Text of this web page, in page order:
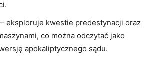
– eksploruje kwestie predestynacji oraz
co można odczytać jako
apokaliptycznego sądu.